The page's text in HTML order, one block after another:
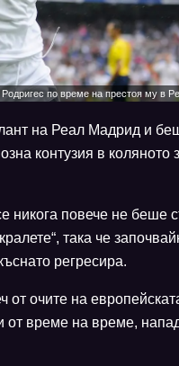
по време на престоя му в
на Реал Мадрид и
контузия в коляното
никога повече не беше
така че
регресира.
очите на
от време на време,